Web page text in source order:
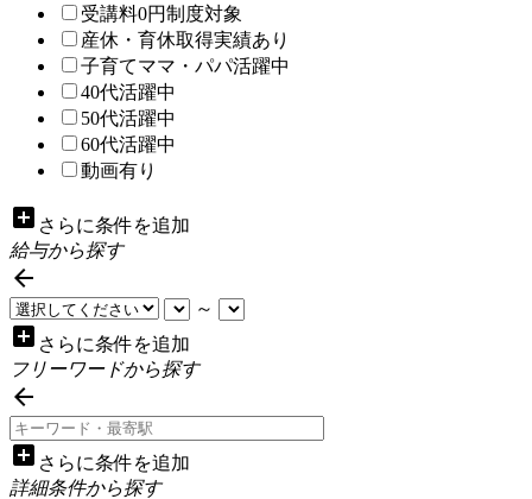
受講料0円制度対象
産休・育休取得実績あり
子育てママ・パパ活躍中
40代活躍中
50代活躍中
60代活躍中
動画有り
add_box さらに条件を追加
給与から探す

～
add_box さらに条件を追加
フリーワードから探す

add_box さらに条件を追加
詳細条件から探す